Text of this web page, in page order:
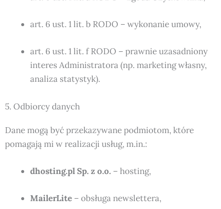
art. 6 ust. 1 lit. b RODO – wykonanie umowy,
art. 6 ust. 1 lit. f RODO – prawnie uzasadniony
interes Administratora (np. marketing własny,
analiza statystyk).
5. Odbiorcy danych
Dane mogą być przekazywane podmiotom, które
pomagają mi w realizacji usług, m.in.:
dhosting.pl Sp. z o.o. – hosting,
MailerLite – obsługa newslettera,